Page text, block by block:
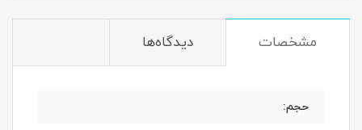
مشخصات دیدگاه‌ها
حجم: